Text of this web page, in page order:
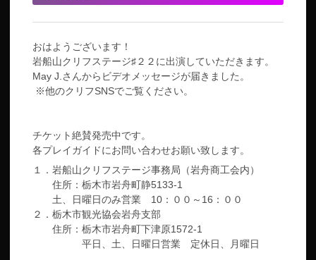
おはようございます！
岩船山クリフステージ♯２２に出演していただきます。
May J.さんからビデオメッセージが届きました。
※他のクリフSNSでご覧ください。
チケット絶賛発売中です。
各プレイガイドにお問い合わせお願い致します。
１．岩船山クリフステージ事務局（岩舟商工会内）
住所：栃木市岩舟町静5133-1
土、日曜日のみ営業 10：００～16：００
２．栃木市観光協会岩舟支部
住所：栃木市岩舟町下津原1572-1
平日、土、日曜日営業 定休日、月曜日